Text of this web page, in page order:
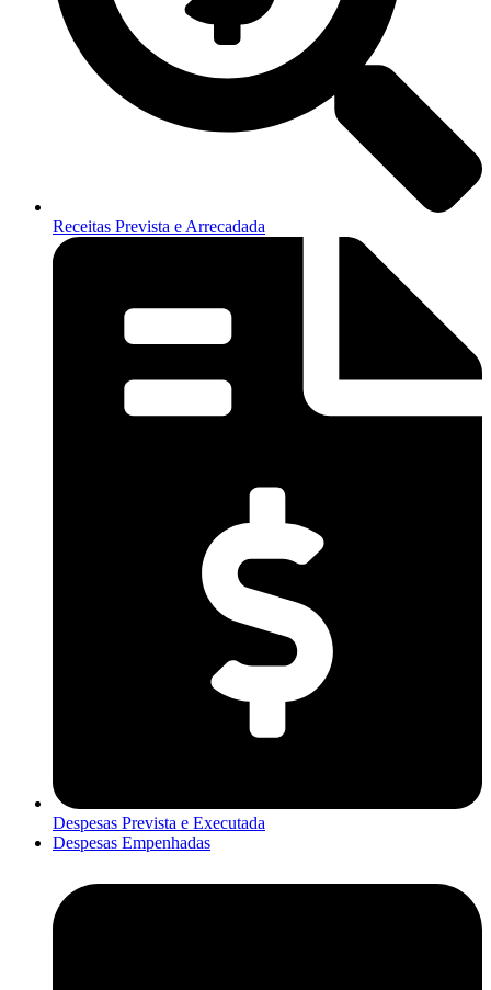
Receitas Prevista e Arrecadada
Despesas Prevista e Executada
Despesas Empenhadas